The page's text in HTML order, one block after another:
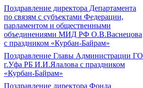
Поздравление директора Департамента
по связям с субъектами Федерации,
парламентом и общественными
объединениями МИД РФ О.В.Васнецова
с праздником «Курбан-Байрам»
Поздравление Главы Администрации ГО
г.Уфа РБ И.И.Ялалова с праздником
«Курбан-Байрам»
Поздравление директора Фонда